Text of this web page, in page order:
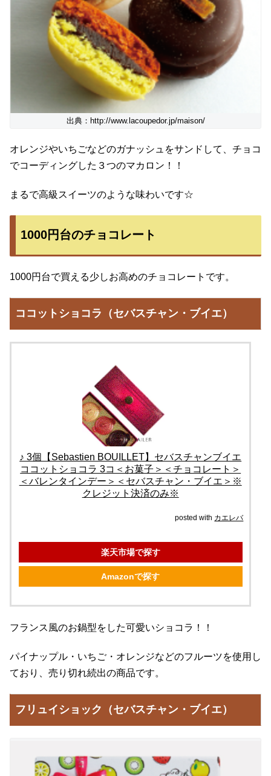
出典：http://www.lacoupedor.jp/maison/
オレンジやいちごなどのガナッシュをサンドして、チョコ
でコーディングした３つのマカロン！！
まるで高級スイーツのような味わいです☆
1000円台のチョコレート
1000円台で買える少しお高めのチョコレートです。
ココットショコラ（セバスチャン・ブイエ）
♪ 3個【Sebastien BOUILLET】セバスチャンブイエ
ココットショコラ 3コ＜お菓子＞＜チョコレート＞
＜バレンタインデー＞＜セバスチャン・ブイエ＞※
クレジット決済のみ※
posted with カエレバ
楽天市場で探す
Amazonで探す
フランス風のお鍋型をした可愛いショコラ！！
パイナップル・いちご・オレンジなどのフルーツを使用し
ており、売り切れ続出の商品です。
フリュイショック（セバスチャン・ブイエ）